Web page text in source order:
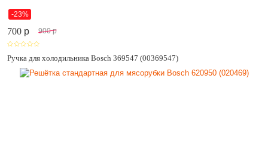
-23%
700 p 900 p
Ручка для холодильника Bosch 369547 (00369547)